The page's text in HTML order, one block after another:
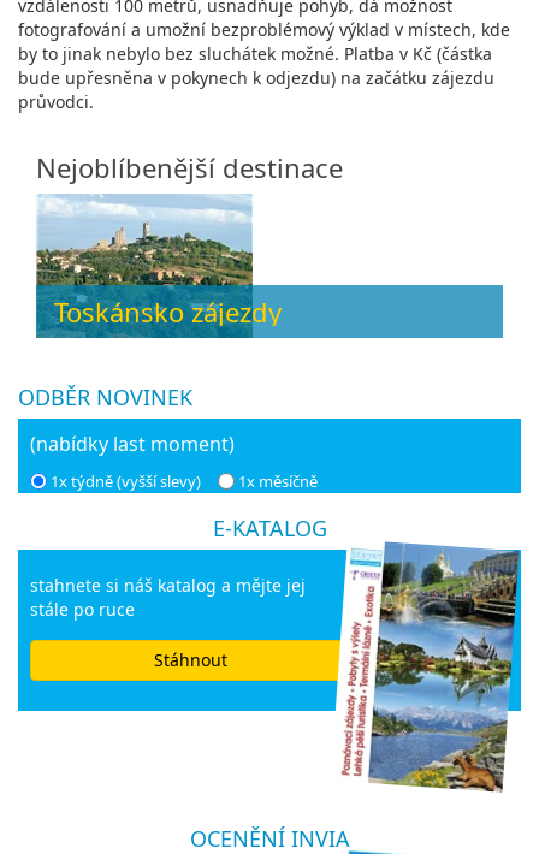
vzdálenosti 100 metrů, usnadňuje pohyb, dá možnost
fotografování a umožní bezproblémový výklad v místech, kde
by to jinak nebylo bez sluchátek možné. Platba v Kč (částka
bude upřesněna v pokynech k odjezdu) na začátku zájezdu
průvodci.
Nejoblíbenější destinace
Toskánsko zájezdy
ODBĚR NOVINEK
(nabídky last moment)
1x týdně (vyšší slevy) 1x měsíčně
E-KATALOG
stahnete si náš katalog a mějte jej
stále po ruce
Stáhnout
OCENĚNÍ INVIA